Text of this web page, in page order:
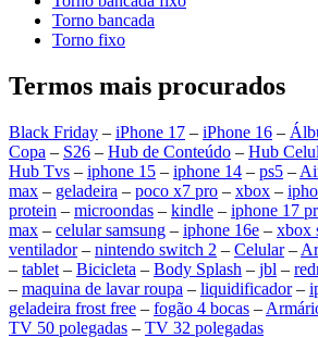
Torno bancada
Torno fixo
Termos mais procurados
Black Friday – iPhone 17 – iPhone 16 –
Copa – S26 – Hub de Conteúdo – Hub
Hub Tvs – iphone 15 – iphone 14 – ps5 –
max – geladeira – poco x7 pro – xbox –
protein – microondas – kindle – iphone 17
max – celular samsung – iphone 16e – xbox
ventilador– nintendo switch 2 – Celular–
– tablet – Bicicleta – Body Splash – jbl –
– maquina de lavar roupa – liquidificador–
geladeira frost free – fogão 4 bocas –
TV 50 polegadas – TV 32 polegadas